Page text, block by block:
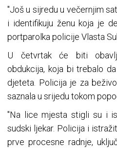
"Još u sijredu u večernjim
i identifikuju ženu koja je
portparolka policije Vlasta
U četvrtak će biti
obdukcija, koja bi trebalo
djeteta. Policija je za
saznala u srijedu tokom
"Na lice mjesta stigli su i
sudski ljekar. Policija i
prve procesne radnje,